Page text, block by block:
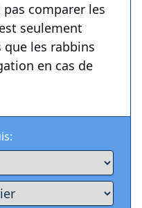
comparer les
seulement
les rabbins
en cas de